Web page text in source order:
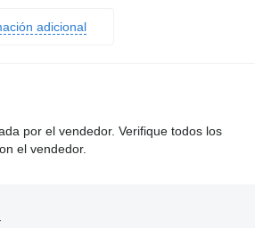
adicional
por el vendedor. Verifique todos los
el vendedor.